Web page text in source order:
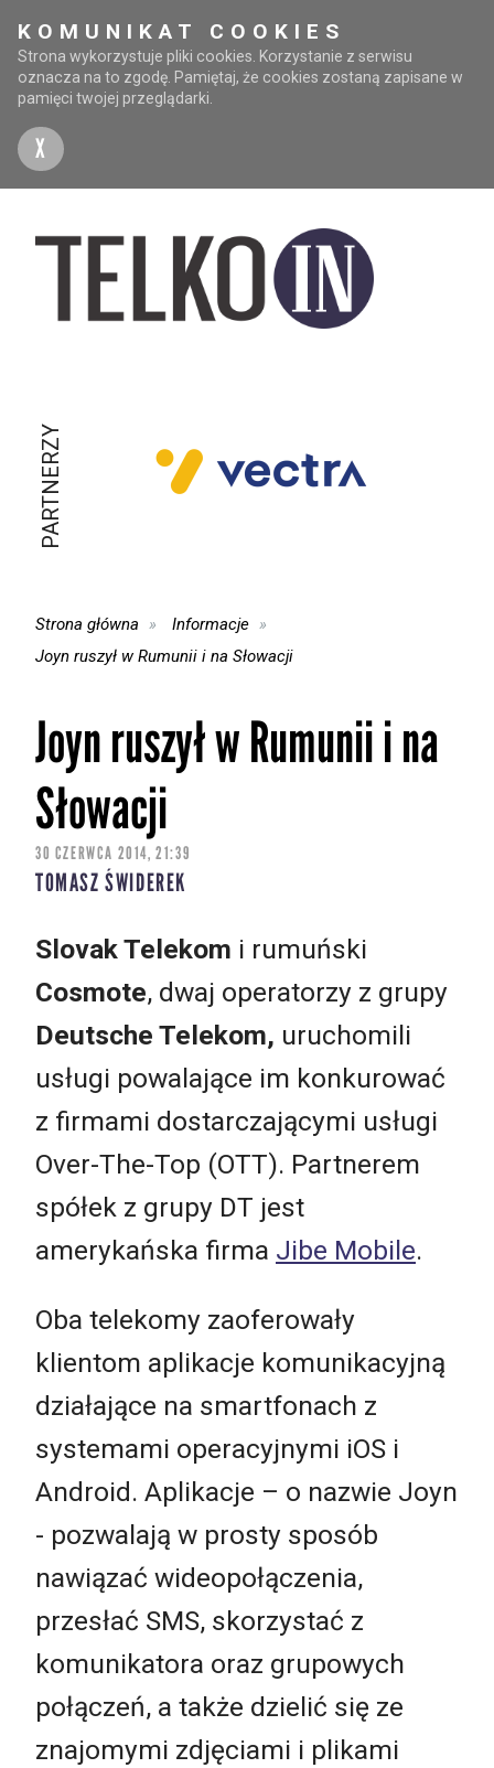
KOMUNIKAT COOKIES
Strona wykorzystuje pliki cookies. Korzystanie z serwisu
oznacza na to zgodę. Pamiętaj, że cookies zostaną zapisane w
pamięci twojej przeglądarki.
X
PARTNERZY
Strona główna
Informacje
Joyn ruszył w Rumunii i na Słowacji
Joyn ruszył w Rumunii i na
Słowacji
30 CZERWCA 2014, 21:39
TOMASZ ŚWIDEREK
Slovak Telekom i rumuński
Cosmote, dwaj operatorzy z grupy
Deutsche Telekom, uruchomili
usługi powalające im konkurować
z firmami dostarczającymi usługi
Over-The-Top (OTT). Partnerem
spółek z grupy DT jest
amerykańska firma Jibe Mobile.
Oba telekomy zaoferowały
klientom aplikacje komunikacyjną
działające na smartfonach z
systemami operacyjnymi iOS i
Android. Aplikacje – o nazwie Joyn
- pozwalają w prosty sposób
nawiązać wideopołączenia,
przesłać SMS, skorzystać z
komunikatora oraz grupowych
połączeń, a także dzielić się ze
znajomymi zdjęciami i plikami